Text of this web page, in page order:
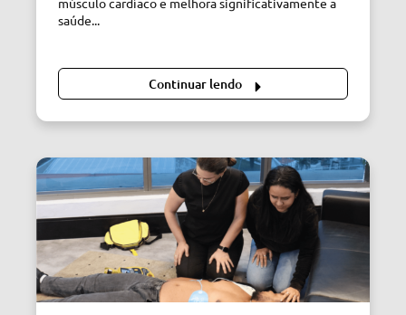
saúde...
Continuar lendo